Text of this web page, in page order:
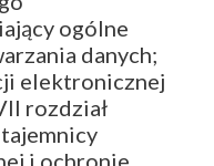
ogólne
danych;
elektronicznej
rozdział
i ochronie